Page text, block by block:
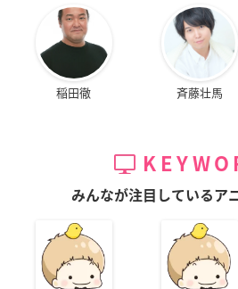
稲田徹 斉藤壮馬
みんなが注目しているア